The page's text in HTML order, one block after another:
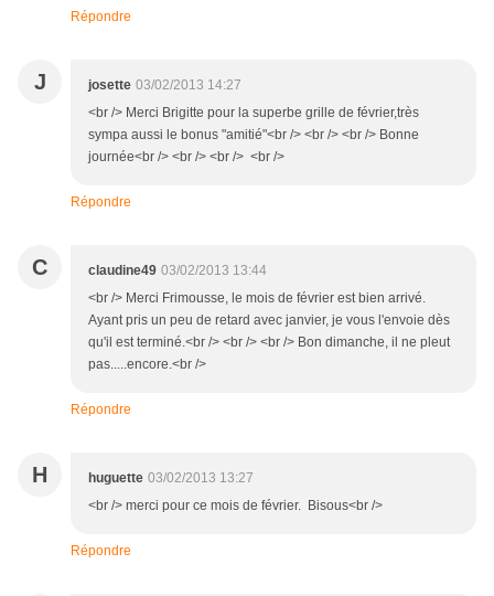
Répondre
J josette 03/02/2013 14:27
<br /> Merci Brigitte pour la superbe grille de février,très
sympa aussi le bonus "amitié"<br /> <br /> <br /> Bonne
journée<br /> <br /> <br /> <br />
Répondre
C claudine49 03/02/2013 13:44
<br /> Merci Frimousse, le mois de février est bien arrivé.
Ayant pris un peu de retard avec janvier, je vous l'envoie dès
qu'il est terminé.<br /> <br /> <br /> Bon dimanche, il ne pleut
pas.....encore.<br />
Répondre
H huguette 03/02/2013 13:27
<br /> merci pour ce mois de février. Bisous<br />
Répondre